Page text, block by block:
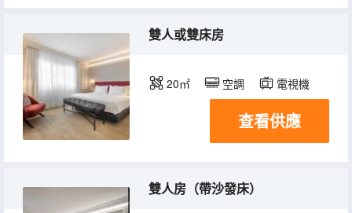
雙人或雙床房
20㎡ 空調 電視機
查看供應
雙人房（帶沙發床）